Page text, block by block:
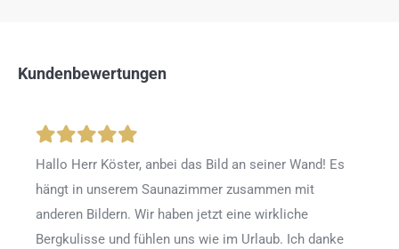
Kundenbewertungen
Hallo Herr Köster, anbei das Bild an seiner Wand! Es
hängt in unserem Saunazimmer zusammen mit
anderen Bildern. Wir haben jetzt eine wirkliche
Bergkulisse und fühlen uns wie im Urlaub. Ich danke